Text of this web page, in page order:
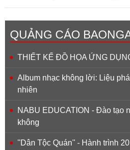
QUẢNG CÁO
THIẾT KẾ ĐỒ HỌA ỨNG
Album nhạc không lời: Liệu
nhiên
NABU EDUCATION - Đào tạo
không
''Dân Tộc Quán'' - Hành trình